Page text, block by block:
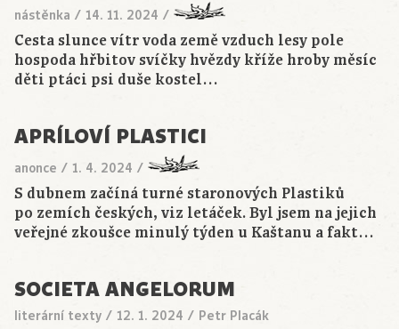
nástěnka / 14. 11. 2024 /
Cesta slunce vítr voda země vzduch lesy pole
hospoda hřbitov svíčky hvězdy kříže hroby měsíc
děti ptáci psi duše kostel…
APRÍLOVÍ PLASTICI
anonce / 1. 4. 2024 /
S dubnem začíná turné staronových Plastiků
po zemích českých, viz letáček. Byl jsem na jejich
veřejné zkoušce minulý týden u Kaštanu a fakt…
SOCIETA ANGELORUM
literární texty / 12. 1. 2024 / Petr Placák